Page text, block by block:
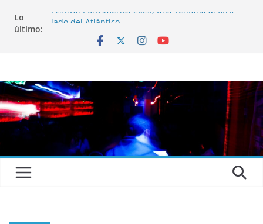
Lo
último:
Festival PortAmérica 2025, una ventana al otro
lado del Atlántico
El Atlantic Fest 2025 propone un menú musical
realmente exquisito
Entrevista a RUMIA
Entrevista a mariagrep